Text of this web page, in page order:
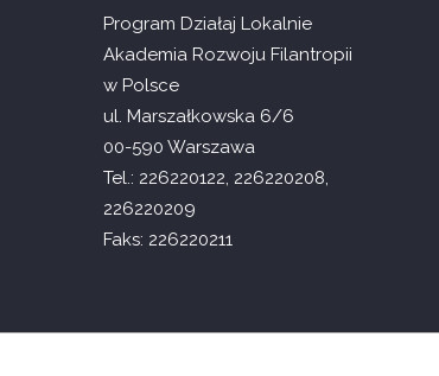
Program Działaj Lokalnie
Akademia Rozwoju Filantropii
w Polsce
ul. Marszałkowska 6/6
00-590 Warszawa
Tel.: 226220122, 226220208,
226220209
Faks: 226220211